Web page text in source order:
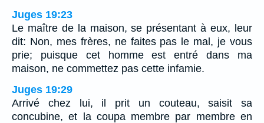
Juges 19:23
Le maître de la maison, se présentant à eux, leur
dit: Non, mes frères, ne faites pas le mal, je vous
prie; puisque cet homme est entré dans ma
maison, ne commettez pas cette infamie.
Juges 19:29
Arrivé chez lui, il prit un couteau, saisit sa
concubine, et la coupa membre par membre en